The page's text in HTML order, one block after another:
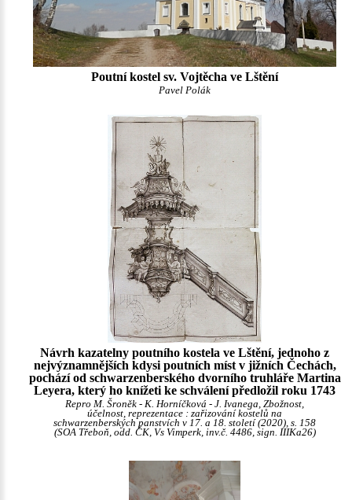
Poutní kostel sv. Vojtěcha ve Lštění
Pavel Polák
Návrh kazatelny poutního kostela ve Lštění, jednoho z
nejvýznamnějších kdysi poutních míst v jižních Čechách,
pochází od schwarzenberského dvorního truhláře Martina
Leyera, který ho knížeti ke schválení předložil roku 1743
Repro M. Šroněk - K. Horníčková - J. Ivanega, Zbožnost,
účelnost, reprezentace : zařizování kostelů na
schwarzenberských panstvích v 17. a 18. století (2020), s. 158
(SOA Třeboň, odd. ČK, Vs Vimperk, inv.č. 4486, sign. IIIKa26)